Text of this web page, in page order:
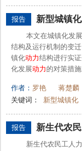
报告 新型城镇
本文在城镇化发
结构及运行机制的变
镇化动力结构进行实
化发展动力 的对策措施
作者： 罗艳 蒋楚麟
关键词：
新型城镇化
报告 新生代农
新生代农民工人